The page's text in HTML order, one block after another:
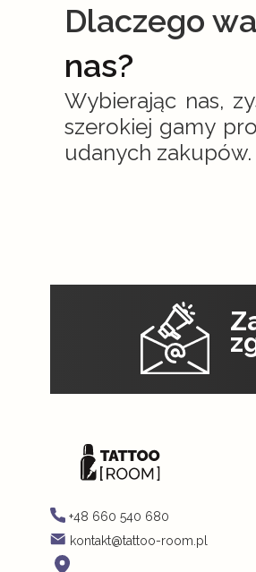
Dlaczego
nas?
Wybierając nas,
szerokiej gamy
udanych
+48 660 540 680
kontakt@tattoo-room.pl